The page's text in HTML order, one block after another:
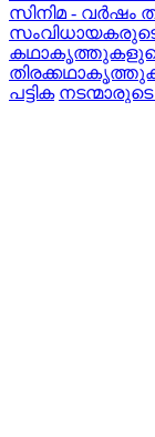
സിനിമ - വര്‍ഷം
സംവിധായകരുടെ
കഥാകൃത്തുകളുടെ
പട്ടിക നടന്മാരുടെ